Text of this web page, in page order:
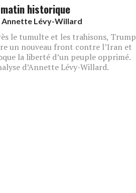
historique
Annette Lévy-Willard
le tumulte et les trahisons, Trump
un nouveau front contre l’Iran et
la liberté d’un peuple opprimé.
d’Annette Lévy-Willard.